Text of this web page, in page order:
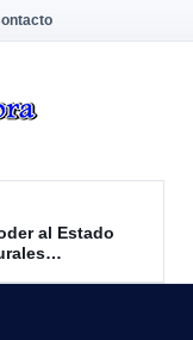
al Estado